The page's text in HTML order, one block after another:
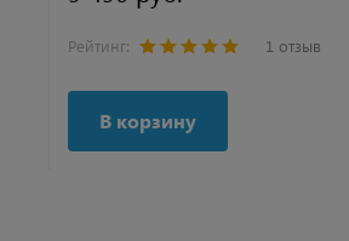
Рейтинг: 1 отзыв
В корзину